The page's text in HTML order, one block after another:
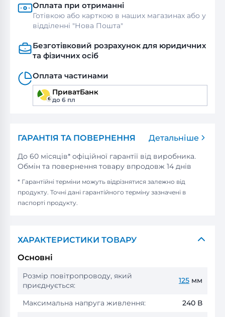
Оплата при отриманні
Готівкою або карткою в наших магазинах або у
відділенні "Нова Пошта"
Безготівковий розрахунок для юридичних
та фізичних осіб
Оплата частинами
ПриватБанк
до 6 пл
ГАРАНТІЯ ТА ПОВЕРНЕННЯ Детальніше
До 60 місяців* офіційної гарантії від виробника.
Обмін та повернення товару впродовж 14 днів
* Гарантійні терміни можуть відрізнятися залежно від
продукту. Точні дані гарантійного терміну зазначені в
паспорті продукту.
ХАРАКТЕРИСТИКИ ТОВАРУ
Основні
Розмір повітропроводу, який
приєднується:
125 мм
Максимальна напруга живлення:
240 В